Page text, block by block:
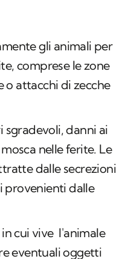
gli animali per
comprese le zone
attacchi di zecche
sgradevoli, danni ai
nelle ferite. Le
dalle secrezioni
provenienti dalle
cui vive l'animale
eventuali oggetti